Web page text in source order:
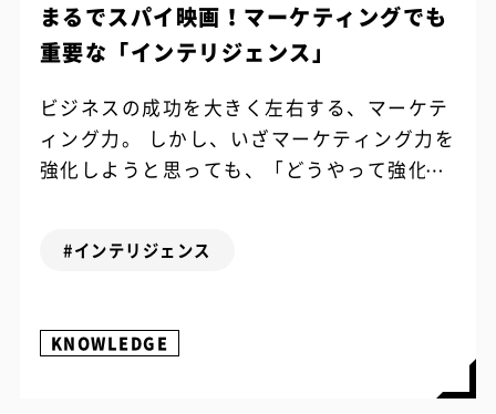
まるでスパイ映画！マーケティングでも
重要な「インテリジェンス」
ビジネスの成功を大きく左右する、マーケテ
ィング力。 しかし、いざマーケティング力を
強化しようと思っても、「どうやって強化す
#インテリジェンス
KNOWLEDGE